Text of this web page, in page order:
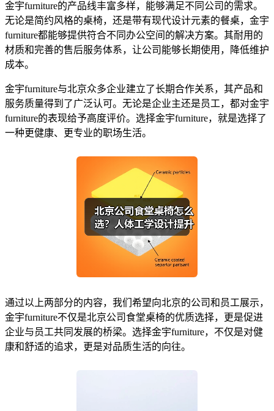
金宇furniture的产品线丰富多样，能够满足不同公司的需求。
无论是简约风格的桌椅，还是带有现代设计元素的餐桌，金宇
furniture都能够提供符合不同办公空间的解决方案。其耐用的
材质和完善的售后服务体系，让公司能够长期使用，降低维护
成本。
金宇furniture与北京众多企业建立了长期合作关系，其产品和
服务质量得到了广泛认可。无论是企业主还是员工，都对金宇
furniture的表现给予高度评价。选择金宇furniture，就是选择了
一种更健康、更专业的职场生活。
通过以上两部分的内容，我们希望向北京的公司和员工展示，
金宇furniture不仅是北京公司食堂桌椅的优质选择，更是促进
企业与员工共同发展的桥梁。选择金宇furniture，不仅是对健
康和舒适的追求，更是对品质生活的向往。